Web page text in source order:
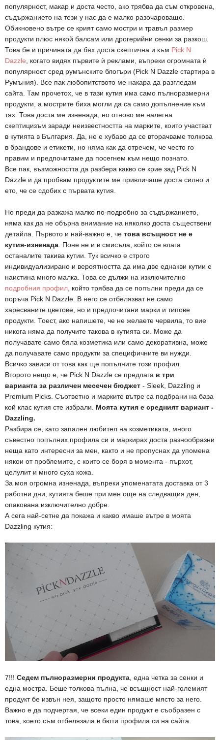
популярност, макар и доста често, ако трябва да съм откровена,
съдържанието на тези у нас да е малко разочароващо.
Обикновено вътре се крият само мостри и травъл размер
продукти плюс някой балсам или дрогерийни сенки за разкош.
Това бе и причината да бях доста скептична и към Pick N
Dazzle , когато видях първите ѝ реклами, въпреки огромната ѝ
популярност сред румънските блогъри (Pick N Dazzle стартира в
Румъния). Все пак любопитството ме накара да разгледам
сайта. Там прочетох, че в тази кутия има само пълноразмерни
продукти, а мострите биха могли да са само допълнение към
тях. Това доста ме изненада, но отново ме налегна
скептицизъм заради неизвестността на марките, които участват
в кутията в България. Да, не е хубаво да се вторачваме толкова
в брандове и етикети, но няма как да отречем, че често го
правим и предпочитаме да посегнем към нещо познато.
Все пак, възможността да разбера какво се крие зад Pick N
Dazzle и да пробвам продуктите ме привличаше доста силно и
ето, че се сдобих с първата кутия.
Но преди да разкажа малко по-подробно за съдържанието,
няма как да не обърна внимание на няколко доста съществени
детайла. Първото и най-важно е, че това всъщност не е
кутия-изненада . Поне не и в смисъла, който се влага
останалите такива кутии. Тук всичко е строго
индивидуализирано и вероятността да има две еднакви кутии е
наистина много малка. Това се дължи на изключително
подробния профил , който трябва да се попълни преди да се
поръча Pick N Dazzle. В него се отбелязват не само
харесваните цветове, но и предпочитани марки и типове
продукти. Тоест, ако напишете, че не желаете червила, то вие
никога няма да получите такова в кутията си. Може да
получавате само бяла козметика или само декоративна, може
да получавате само продукти за специфичните ви нужди.
Всичко зависи от това как ще попълните този профил.
Второто нещо е, че Pick N Dazzle се предлага в три
варианта за различен месечен бюджет - Sleek, Dazzling и
Premium Picks. Съответно и марките вътре са подбрани на база
кой клас кутия сте избрали. Моята кутия е средният вариант -
Dazzling.
Разбира се, като запален любител на козметиката, много
съвестно попълних профила си и маркирах доста разнообразни
неща като интересни за мен, както и не пропуснах да упомена
някои от проблемите, с които се боря в момента - пърхот,
целулит и много суха кожа.
За моя огромна изненада, въпреки упоменатата доставка от 3
работни дни, кутията беше при мен още на следващия ден,
опакована изключително добре.
А сега най-сетне да покажа и какво имаше вътре в моята
Dazzling кутия:
7!!! Седем пълноразмерни продукта , една четка за сенки и
една мостра. Беше толкова пълна, че всъщност най-големият
продукт бе извън нея, защото просто нямаше място за него.
Важно е да подчертая, че всеки един продукт е съобразен с
това, което съм отбелязала в бюти профила си на сайта.